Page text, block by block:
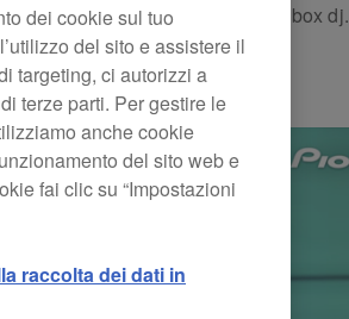
per le performance rekordbox dj.
dei cookie sul tuo
del sito e assistere il
targeting, ci autorizzi a
terze parti. Per gestire le
anche cookie
del sito web e
fai clic su “Impostazioni
raccolta dei dati in